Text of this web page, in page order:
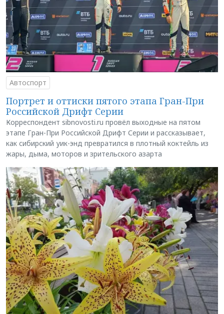
Автоспорт
Портрет и оттиски пятого этапа Гран-При
Российской Дрифт Серии
Корреспондент sibnovosti.ru провёл выходные на пятом
этапе Гран-При Российской Дрифт Серии и рассказывает,
как сибирский уик-энд превратился в плотный коктейль из
жары, дыма, моторов и зрительского азарта